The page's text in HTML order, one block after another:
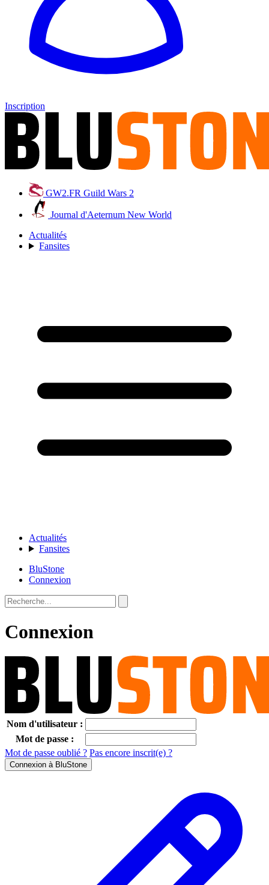
Inscription
GW2.FR Guild Wars 2
Journal d'Aeternum New World
Actualités
Fansites
Actualités
Fansites
BluStone
Connexion
Connexion
Nom d'utilisateur :
Mot de passe :
Mot de passe oublié ? Pas encore inscrit(e) ?